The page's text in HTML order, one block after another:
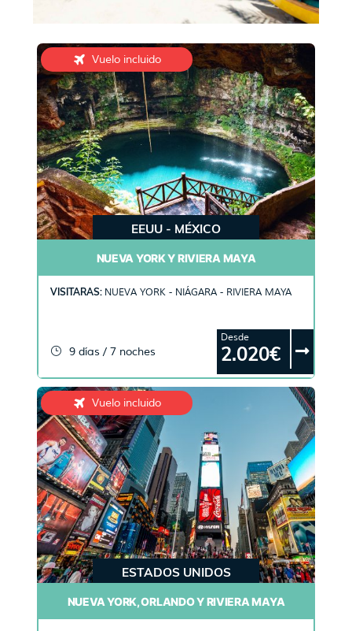
Vuelo incluido
EEUU - MÉXICO
NUEVA YORK Y RIVIERA MAYA
VISITARAS: NUEVA YORK - NIÁGARA - RIVIERA MAYA
9 días / 7 noches
Desde
2.020€
Vuelo incluido
ESTADOS UNIDOS
NUEVA YORK, ORLANDO Y RIVIERA MAYA